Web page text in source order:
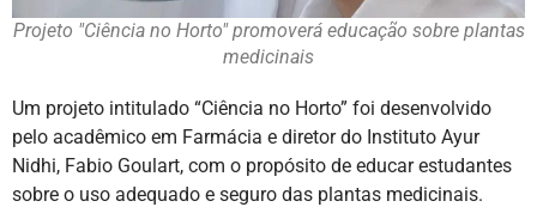
Projeto "Ciência no Horto" promoverá educação sobre plantas
medicinais
Um projeto intitulado “Ciência no Horto” foi desenvolvido
pelo acadêmico em Farmácia e diretor do Instituto Ayur
Nidhi, Fabio Goulart, com o propósito de educar estudantes
sobre o uso adequado e seguro das plantas medicinais.